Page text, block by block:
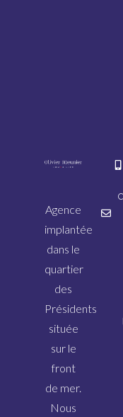
Agence
implantée
dans le
quartier
des
Présidents
située
sur le
front
de mer.
Nous